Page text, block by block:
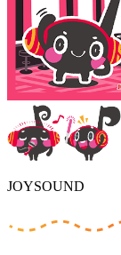
JOYSOUND